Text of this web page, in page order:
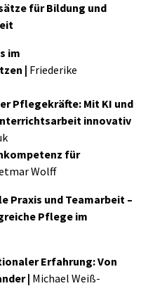
für Bildung und
im
| Friederike
Pflegekräfte: Mit KI und
innovativ
für
Wolff
Praxis und Teamarbeit –
Pflege im
Erfahrung: Von
| Michael Weiß-